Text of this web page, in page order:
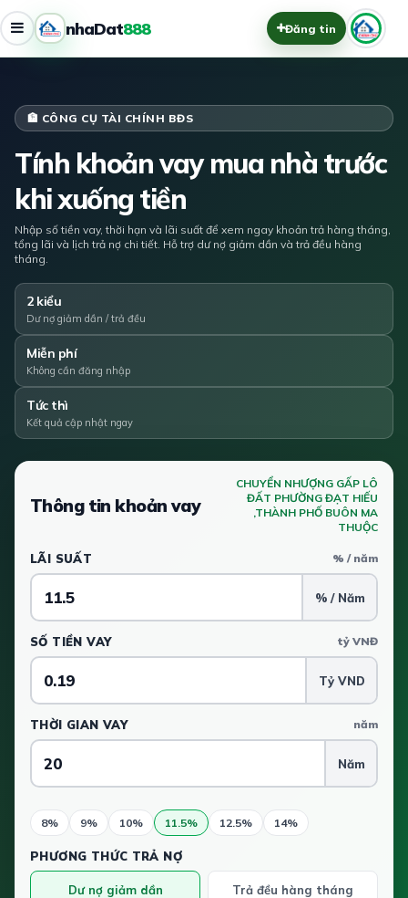
nhaDat888 Đăng tin
🏦 CÔNG CỤ TÀI CHÍNH BĐS
Tính khoản vay mua nhà trước
khi xuống tiền
Nhập số tiền vay, thời hạn và lãi suất để xem ngay khoản trả hàng tháng,
tổng lãi và lịch trả nợ chi tiết. Hỗ trợ dư nợ giảm dần và trả đều hàng
tháng.
2 kiểu
Dư nợ giảm dần / trả đều
Miễn phí
Không cần đăng nhập
Tức thì
Kết quả cập nhật ngay
Thông tin khoản vay
CHUYỂN NHƯỢNG GẤP LÔ
ĐẤT PHƯỜNG ĐẠT HIẾU
,THÀNH PHỐ BUÔN MA
THUỘC
LÃI SUẤT % / năm
% / Năm
SỐ TIỀN VAY tỷ VNĐ
Tỷ VND
THỜI GIAN VAY năm
Năm
8% 9% 10% 11.5% 12.5% 14%
PHƯƠNG THỨC TRẢ NỢ
Dư nợ giảm dần Trả đều hàng tháng